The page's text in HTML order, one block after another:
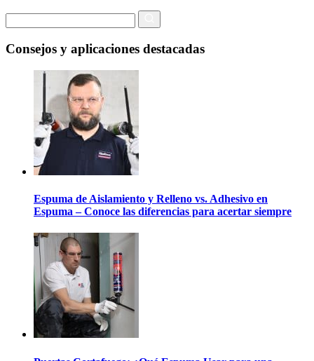
Consejos y aplicaciones destacadas
Espuma de Aislamiento y Relleno vs. Adhesivo en
Espuma – Conoce las diferencias para acertar siempre